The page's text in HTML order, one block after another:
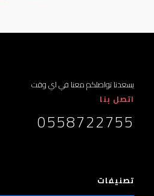
يسعدنا تواصلكم معنا في اي وقت
اتصل بنا
0558722755
تصنيفات